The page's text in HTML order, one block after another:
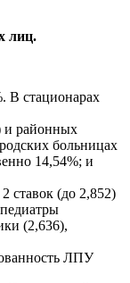
лиц.
В стационарах
и районных
больницах
14,54%; и
ставок (до 2,852)
(2,636),
ЛПУ